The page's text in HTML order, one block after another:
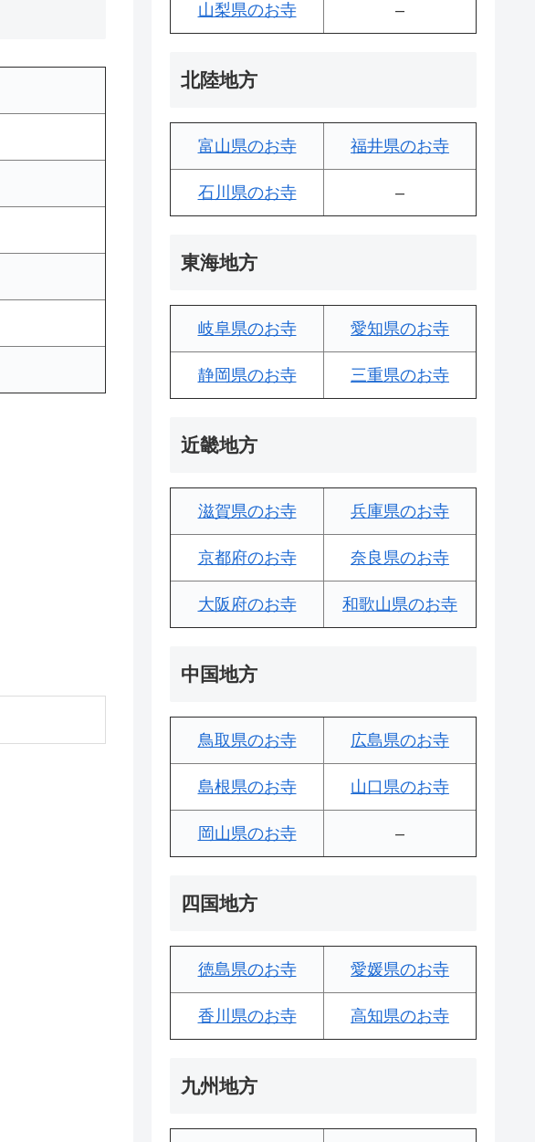
山梨県のお寺 –
北陸地方
富山県のお寺 福井県のお寺
石川県のお寺 –
東海地方
岐阜県のお寺 愛知県のお寺
静岡県のお寺 三重県のお寺
近畿地方
滋賀県のお寺 兵庫県のお寺
京都府のお寺 奈良県のお寺
大阪府のお寺 和歌山県のお寺
中国地方
鳥取県のお寺 広島県のお寺
島根県のお寺 山口県のお寺
岡山県のお寺 –
四国地方
徳島県のお寺 愛媛県のお寺
香川県のお寺 高知県のお寺
九州地方